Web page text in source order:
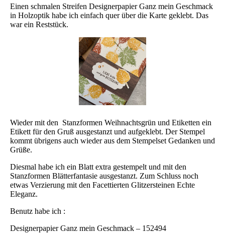
Einen schmalen Streifen Designerpapier Ganz mein Geschmack
in Holzoptik habe ich einfach quer über die Karte geklebt. Das
war ein Reststück.
Wieder mit den Stanzformen Weihnachtsgrün und Etiketten ein
Etikett für den Gruß ausgestanzt und aufgeklebt. Der Stempel
kommt übrigens auch wieder aus dem Stempelset Gedanken und
Grüße.
Diesmal habe ich ein Blatt extra gestempelt und mit den
Stanzformen Blätterfantasie ausgestanzt. Zum Schluss noch
etwas Verzierung mit den Facettierten Glitzersteinen Echte
Eleganz.
Benutz habe ich :
Designerpapier Ganz mein Geschmack – 152494